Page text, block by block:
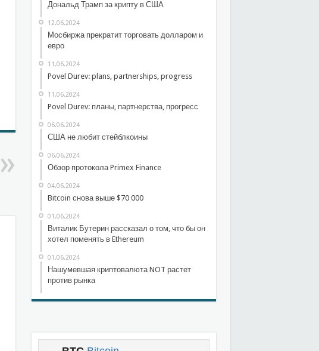
Дональд Трамп за крипту в США
12.06.2024
Мосбиржа прекратит торговать долларом и
евро
11.06.2024
Povel Durev: plans, partnerships, progress
11.06.2024
Povel Durev: планы, партнерства, прогресс
06.06.2024
США не любит стейблкоины
06.06.2024
Обзор протокола Primex Finance
04.06.2024
Bitcoin снова выше $70 000
01.06.2024
Виталик Бутерин рассказал о том, что бы он
хотел поменять в Ethereum
01.06.2024
Нашумевшая криптовалюта NOT растет
против рынка